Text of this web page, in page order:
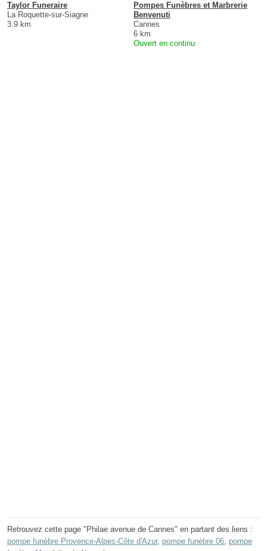
Taylor Funeraire
La Roquette-sur-Siagne
3.9 km
Pompes Funèbres et Marbrerie
Benvenuti
Cannes
6 km
Ouvert en continu
Retrouvez cette page "Philae avenue de Cannes" en partant des liens :
pompe funèbre Provence-Alpes-Côte d'Azur, pompe funèbre 06, pompe